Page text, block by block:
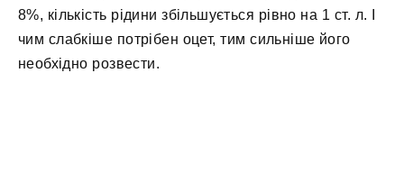
8%, кількість рідини збільшується рівно на 1 ст. л. І
чим слабкіше потрібен оцет, тим сильніше його
необхідно розвести.